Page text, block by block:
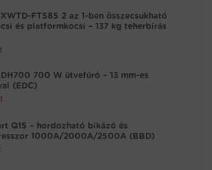
FT585 2 az 1-ben összecsukható
és platformkocsi – 137 kg teherbírás
700 W ütvefúró – 13 mm-es
(EDC)
Q15 – hordozható bikázó és
1000A/2000A/2500A (BBD)